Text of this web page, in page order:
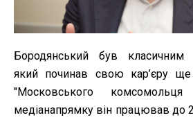
Бородянський був класичним
який починав свою кар’єру
"Московського
медіанапрямку він працював до